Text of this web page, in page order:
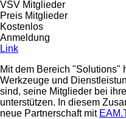
VSV Mitglieder
Preis Mitglieder
Kostenlos
Anmeldung
Link
Mit dem Bereich "Solutions"
Werkzeuge und
sind, seine Mitglieder bei
unterstützen. In diesem
neue Partnerschaft mit